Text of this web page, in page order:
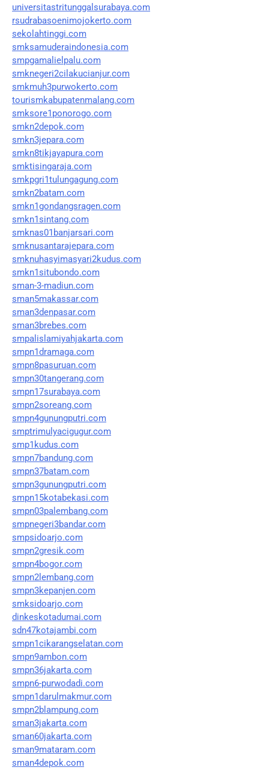
universitastritunggalsurabaya.com
rsudrabasoenimojokerto.com
sekolahtinggi.com
smksamuderaindonesia.com
smpgamalielpalu.com
smknegeri2cilakucianjur.com
smkmuh3purwokerto.com
tourismkabupatenmalang.com
smksore1ponorogo.com
smkn2depok.com
smkn3jepara.com
smkn8tikjayapura.com
smktisingaraja.com
smkpgri1tulungagung.com
smkn2batam.com
smkn1gondangsragen.com
smkn1sintang.com
smknas01banjarsari.com
smknusantarajepara.com
smknuhasyimasyari2kudus.com
smkn1situbondo.com
sman-3-madiun.com
sman5makassar.com
sman3denpasar.com
sman3brebes.com
smpalislamiyahjakarta.com
smpn1dramaga.com
smpn8pasuruan.com
smpn30tangerang.com
smpn17surabaya.com
smpn2soreang.com
smpn4gunungputri.com
smptrimulyacigugur.com
smp1kudus.com
smpn7bandung.com
smpn37batam.com
smpn3gunungputri.com
smpn15kotabekasi.com
smpn03palembang.com
smpnegeri3bandar.com
smpsidoarjo.com
smpn2gresik.com
smpn4bogor.com
smpn2lembang.com
smpn3kepanjen.com
smksidoarjo.com
dinkeskotadumai.com
sdn47kotajambi.com
smpn1cikarangselatan.com
smpn9ambon.com
smpn36jakarta.com
smpn6-purwodadi.com
smpn1darulmakmur.com
smpn2blampung.com
sman3jakarta.com
sman60jakarta.com
sman9mataram.com
sman4depok.com